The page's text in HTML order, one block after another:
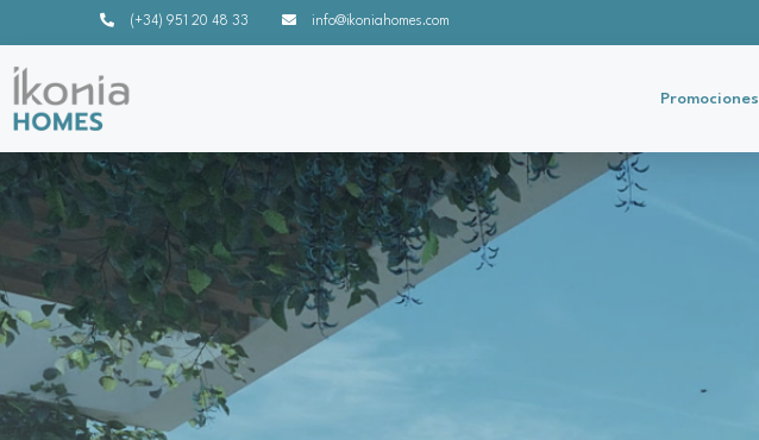
(+34) 951 20 48 33 info@ikoniahomes.com
Promociones
Lomas del Higuerón